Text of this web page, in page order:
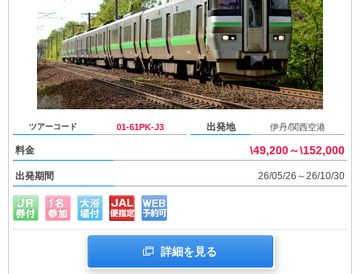
ツアーコード 01-61PK-J3 出発地 伊丹/関西空港
料金 \49,200～\152,000
出発期間 26/05/26～26/10/30
詳細を見る